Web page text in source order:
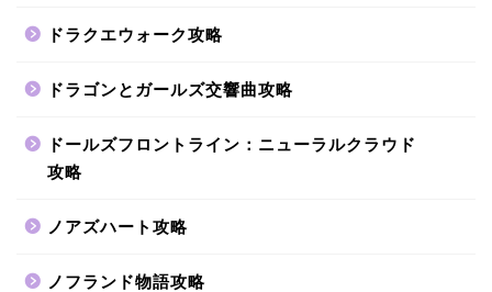
ドラクエウォーク攻略
ドラゴンとガールズ交響曲攻略
ドールズフロントライン：ニューラルクラウド
攻略
ノアズハート攻略
ノフランド物語攻略